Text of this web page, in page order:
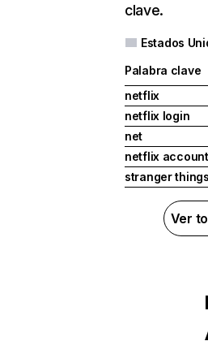
clave.
Estados
Palabra clave
netflix
netflix login
net
netflix account
stranger things
Ver